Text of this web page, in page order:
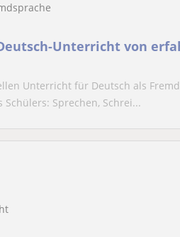
Unterricht von
Unterricht für Deutsch als
Sprechen, Schrei...